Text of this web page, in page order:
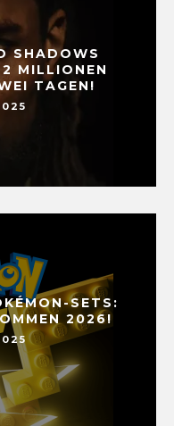
SHADOWS
MILLIONEN
TAGEN!
SETS:
2026!